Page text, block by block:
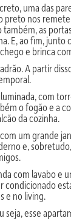
uma das
preto nos
as
E, ao fim, junto
e brinca
A partir
com
o fogão e a
da cozinha.
um grande
e,
com lavabo e
condicionado
e no living.
seja, esse